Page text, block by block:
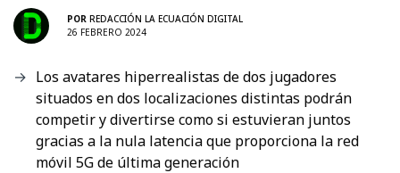
POR REDACCIÓN LA ECUACIÓN DIGITAL
26 FEBRERO 2024
Los avatares hiperrealistas de dos jugadores
situados en dos localizaciones distintas podrán
competir y divertirse como si estuvieran juntos
gracias a la nula latencia que proporciona la red
móvil 5G de última generación